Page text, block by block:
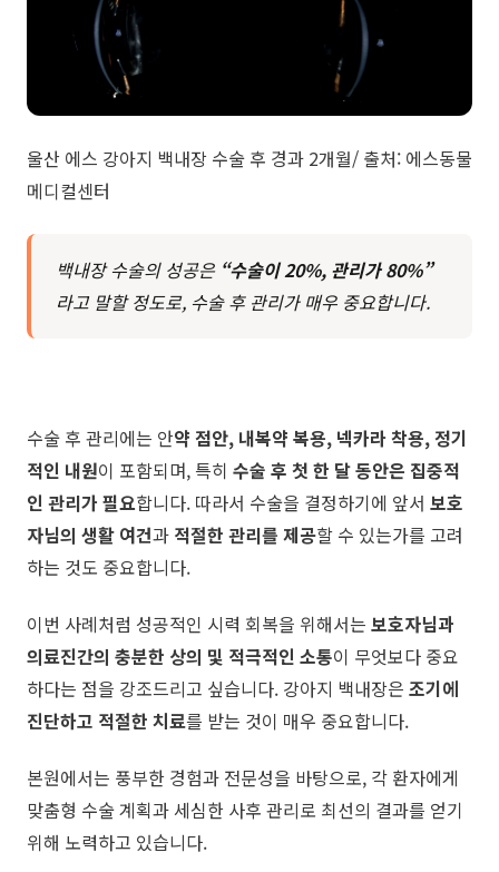
울산 에스 강아지 백내장 수술 후 경과 2개월/ 출처: 에스동물
메디컬센터
백내장 수술의 성공은 “수술이 20%, 관리가 80%”
라고 말할 정도로, 수술 후 관리가 매우 중요합니다.
수술 후 관리에는 안약 점안, 내복약 복용, 넥카라 착용, 정기
적인 내원이 포함되며, 특히 수술 후 첫 한 달 동안은 집중적
인 관리가 필요합니다. 따라서 수술을 결정하기에 앞서 보호
자님의 생활 여건과 적절한 관리를 제공할 수 있는가를 고려
하는 것도 중요합니다.
​이번 사례처럼 성공적인 시력 회복을 위해서는 보호자님과
의료진간의 충분한 상의 및 적극적인 소통이 무엇보다 중요
하다는 점을 강조드리고 싶습니다. 강아지 백내장은 조기에
진단하고 적절한 치료를 받는 것이 매우 중요합니다.​
본원에서는 풍부한 경험과 전문성을 바탕으로, 각 환자에게
맞춤형 수술 계획과 세심한 사후 관리로 최선의 결과를 얻기
위해 노력하고 있습니다.